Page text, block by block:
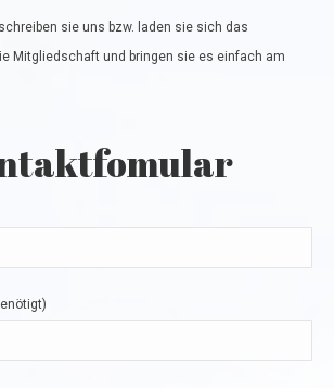
sie uns bzw. laden sie sich das
Mitgliedschaft und bringen sie es einfach am